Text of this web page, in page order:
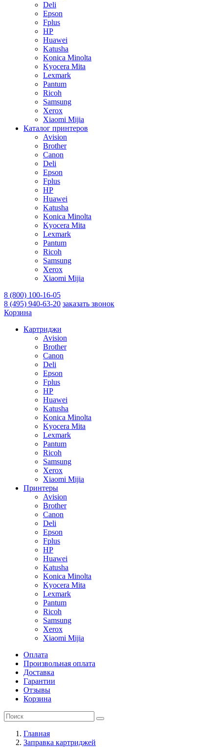
Deli
Epson
Fplus
HP
Huawei
Katusha
Konica Minolta
Kyocera Mita
Lexmark
Pantum
Ricoh
Samsung
Xerox
Xiaomi Mijia
Каталог принтеров
Avision
Brother
Canon
Deli
Epson
Fplus
HP
Huawei
Katusha
Konica Minolta
Kyocera Mita
Lexmark
Pantum
Ricoh
Samsung
Xerox
Xiaomi Mijia
8 (800) 100-16-05
8 (495) 940-63-20 заказать звонок
Корзина
Картриджи
Avision
Brother
Canon
Deli
Epson
Fplus
HP
Huawei
Katusha
Konica Minolta
Kyocera Mita
Lexmark
Pantum
Ricoh
Samsung
Xerox
Xiaomi Mijia
Принтеры
Avision
Brother
Canon
Deli
Epson
Fplus
HP
Huawei
Katusha
Konica Minolta
Kyocera Mita
Lexmark
Pantum
Ricoh
Samsung
Xerox
Xiaomi Mijia
Оплата
Произвольная оплата
Доставка
Гарантии
Отзывы
Корзина
Главная
Заправка картриджей